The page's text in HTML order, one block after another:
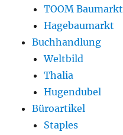
TOOM Baumarkt
Hagebaumarkt
Buchhandlung
Weltbild
Thalia
Hugendubel
Büroartikel
Staples